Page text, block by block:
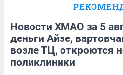
Новости ХМАО за 5
деньги Айзе,
возле ТЦ, откроются
поликлиники